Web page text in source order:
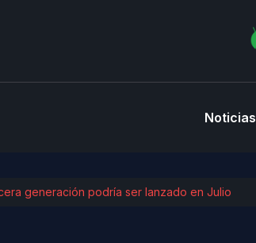
Noticias
generación podría ser lanzado en Julio